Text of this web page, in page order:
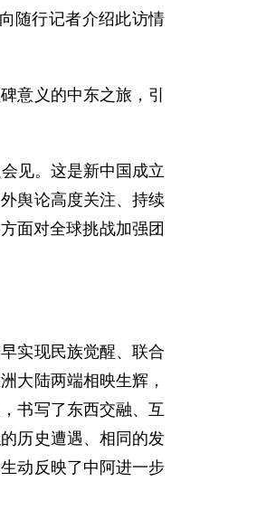
随行记者介绍此访情
意义的中东之旅，引
见。这是新中国成立
舆论高度关注、持续
面对全球挑战加强团
实现民族觉醒、联合
大陆两端相映生辉，
书写了东西交融、互
历史遭遇、相同的发
动反映了中阿进一步